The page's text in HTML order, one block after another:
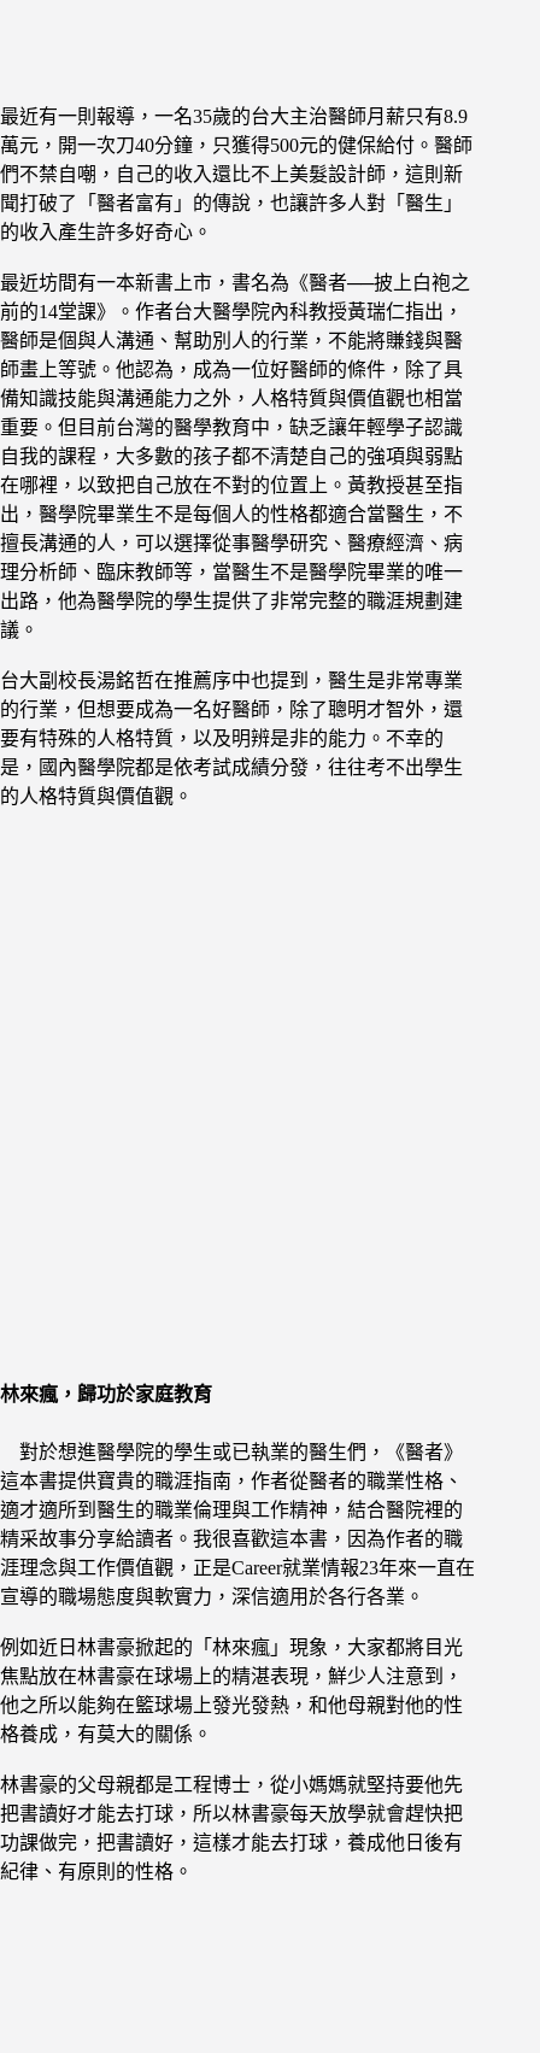
最近有一則報導，一名35歲的台大主治醫師月薪只有8.9
萬元，開一次刀40分鐘，只獲得500元的健保給付。醫師
們不禁自嘲，自己的收入還比不上美髮設計師，這則新
聞打破了「醫者富有」的傳說，也讓許多人對「醫生」
的收入產生許多好奇心。
最近坊間有一本新書上市，書名為《醫者──披上白袍之
前的14堂課》。作者台大醫學院內科教授黃瑞仁指出，
醫師是個與人溝通、幫助別人的行業，不能將賺錢與醫
師畫上等號。他認為，成為一位好醫師的條件，除了具
備知識技能與溝通能力之外，人格特質與價值觀也相當
重要。但目前台灣的醫學教育中，缺乏讓年輕學子認識
自我的課程，大多數的孩子都不清楚自己的強項與弱點
在哪裡，以致把自己放在不對的位置上。黃教授甚至指
出，醫學院畢業生不是每個人的性格都適合當醫生，不
擅長溝通的人，可以選擇從事醫學研究、醫療經濟、病
理分析師、臨床教師等，當醫生不是醫學院畢業的唯一
出路，他為醫學院的學生提供了非常完整的職涯規劃建
議。
台大副校長湯銘哲在推薦序中也提到，醫生是非常專業
的行業，但想要成為一名好醫師，除了聰明才智外，還
要有特殊的人格特質，以及明辨是非的能力。不幸的
是，國內醫學院都是依考試成績分發，往往考不出學生
的人格特質與價值觀。
林來瘋，歸功於家庭教育
對於想進醫學院的學生或已執業的醫生們，《醫者》
這本書提供寶貴的職涯指南，作者從醫者的職業性格、
適才適所到醫生的職業倫理與工作精神，結合醫院裡的
精采故事分享給讀者。我很喜歡這本書，因為作者的職
涯理念與工作價值觀，正是Career就業情報23年來一直在
宣導的職場態度與軟實力，深信適用於各行各業。
例如近日林書豪掀起的「林來瘋」現象，大家都將目光
焦點放在林書豪在球場上的精湛表現，鮮少人注意到，
他之所以能夠在籃球場上發光發熱，和他母親對他的性
格養成，有莫大的關係。
林書豪的父母親都是工程博士，從小媽媽就堅持要他先
把書讀好才能去打球，所以林書豪每天放學就會趕快把
功課做完，把書讀好，這樣才能去打球，養成他日後有
紀律、有原則的性格。